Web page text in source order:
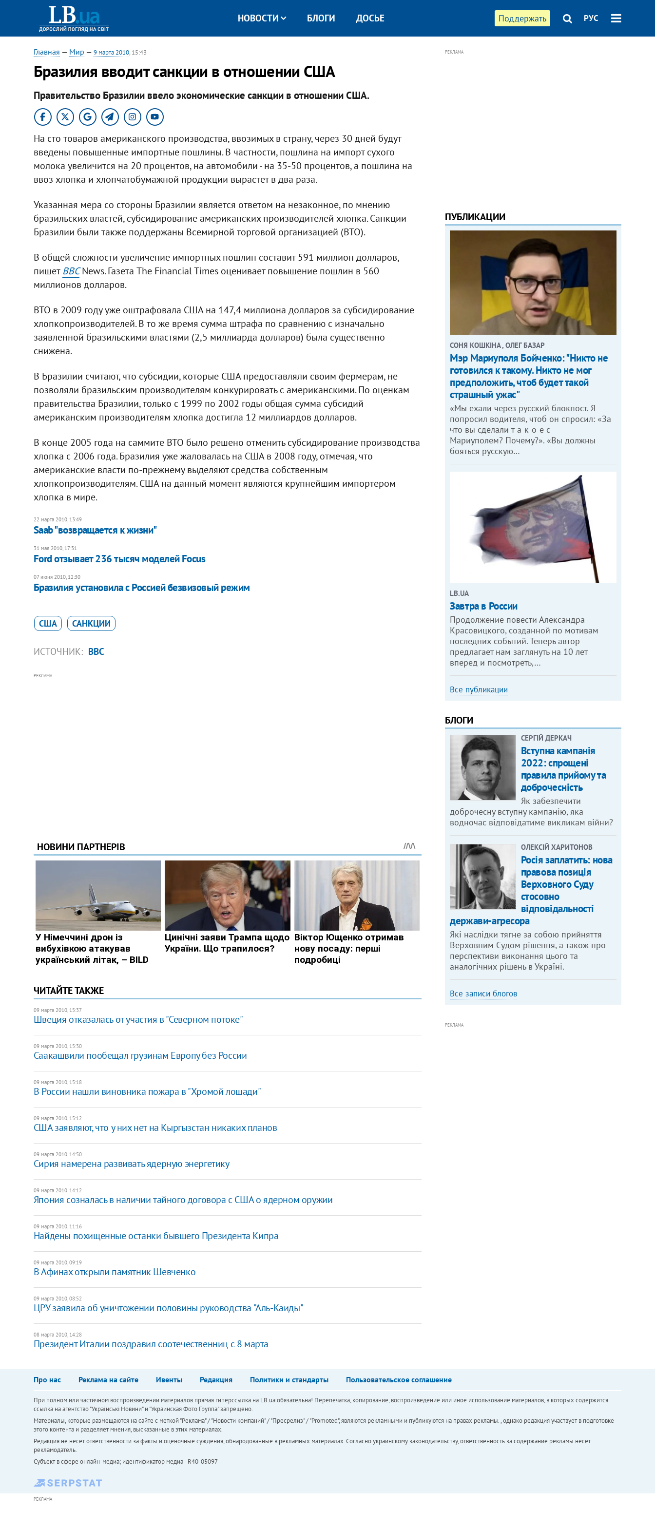
Поддержать РУС
НОВОСТИ БЛОГИ ДОСЬЕ
Главная — Мир — 9 марта 2010, 15:43
Бразилия вводит санкции в отношении США
Правительство Бразилии ввело экономические санкции в отношении США.
На сто товаров американского производства, ввозимых в страну, через 30 дней будут
введены повышенные импортные пошлины. В частности, пошлина на импорт сухого
молока увеличится на 20 процентов, на автомобили - на 35-50 процентов, а пошлина на
ввоз хлопка и хлопчатобумажной продукции вырастет в два раза.
Указанная мера со стороны Бразилии является ответом на незаконное, по мнению
бразильских властей, субсидирование американских производителей хлопка. Санкции
Бразилии были также поддержаны Всемирной торговой организацией (ВТО).
В общей сложности увеличение импортных пошлин составит 591 миллион долларов,
пишетBBCNews. Газета The Financial Times оценивает повышение пошлин в 560
миллионов долларов.
ВТО в 2009 году уже оштрафовала США на 147,4 миллиона долларов за субсидирование
хлопкопроизводителей. В то же время сумма штрафа по сравнению с изначально
заявленной бразильскими властями (2,5 миллиарда долларов) была существенно
снижена.
В Бразилии считают, что субсидии, которые США предоставляли своим фермерам, не
позволяли бразильским производителям конкурировать с американскими. По оценкам
правительства Бразилии, только с 1999 по 2002 годы общая сумма субсидий
американским производителям хлопка достигла 12 миллиардов долларов.
В конце 2005 года на саммите ВТО было решено отменить субсидирование производства
хлопка с 2006 года. Бразилия уже жаловалась на США в 2008 году, отмечая, что
американские власти по-прежнему выделяют средства собственным
хлопкопроизводителям. США на данный момент являются крупнейшим импортером
хлопка в мире.
22 марта 2010, 13:49
Saab "возвращается к жизни"
31 мая 2010, 17:31
Ford отзывает 236 тысяч моделей Focus
07 июня 2010, 12:30
Бразилия установила с Россией безвизовый режим
США САНКЦИИ
ИСТОЧНИК: BBC
РЕКЛАМА
ЧИТАЙТЕ ТАКЖЕ
09 марта 2010, 15:37
Швеция отказалась от участия в "Северном потоке"
09 марта 2010, 15:30
Саакашвили пообещал грузинам Европу без России
09 марта 2010, 15:18
В России нашли виновника пожара в "Хромой лошади"
09 марта 2010, 15:12
США заявляют, что у них нет на Кыргызстан никаких планов
09 марта 2010, 14:50
Сирия намерена развивать ядерную энергетику
09 марта 2010, 14:12
Япония созналась в наличии тайного договора с США о ядерном оружии
09 марта 2010, 11:16
Найдены похищенные останки бывшего Президента Кипра
09 марта 2010, 09:19
В Афинах открыли памятник Шевченко
09 марта 2010, 08:52
ЦРУ заявила об уничтожении половины руководства "Аль-Каиды"
08 марта 2010, 14:28
Президент Италии поздравил соотечественниц с 8 марта
РЕКЛАМА
ПУБЛИКАЦИИ
СОНЯ КОШКІНА , ОЛЕГ БАЗАР
Мэр Мариуполя Бойченко: "Никто не
готовился к такому. Никто не мог
предположить, чтоб будет такой
страшный ужас"
«Мы ехали через русский блокпост. Я
попросил водителя, чтоб он спросил: «За
что вы сделали т-а-к-о-е с
Мариуполем? Почему?». «Вы должны
бояться русскую…
LB.UA
Завтра в России
Продолжение повести Александра
Красовицкого, созданной по мотивам
последних событий. Теперь автор
предлагает нам заглянуть на 10 лет
вперед и посмотреть,…
Все публикации
БЛОГИ
СЕРГІЙ ДЕРКАЧ
Вступна кампанія
2022: спрощені
правила прийому та
доброчесність
Як забезпечити
доброчесну вступну кампанію, яка
водночас відповідатиме викликам війни?
ОЛЕКСІЙ ХАРИТОНОВ
Росія заплатить: нова
правова позиція
Верховного Суду
стосовно
відповідальності
держави-агресора
Які наслідки тягне за собою прийняття
Верховним Судом рішення, а також про
перспективи виконання цього та
аналогічних рішень в Україні.
Все записи блогов
РЕКЛАМА
Про нас Реклама на сайте Ивенты Редакция Политики и стандарты Пользовательское соглашение
При полном или частичном воспроизведении материалов прямая гиперссылка на LB.ua обязательна! Перепечатка, копирование, воспроизведение или иное использование материалов, в которых содержится
ссылка на агентство "Українськi Новини" и "Украинская Фото Группа" запрещено.
Материалы, которые размещаются на сайте с меткой "Реклама" / "Новости компаний" / "Пресрелиз" / "Promoted", являются рекламными и публикуются на правах рекламы. , однако редакция участвует в подготовке
этого контента и разделяет мнения, высказанные в этих материалах.
Редакция не несет ответственности за факты и оценочные суждения, обнародованные в рекламных материалах. Согласно украинскому законодательству, ответственность за содержание рекламы несет
рекламодатель.
Субъект в сфере онлайн-медиа; идентификатор медиа - R40-05097
РЕКЛАМА